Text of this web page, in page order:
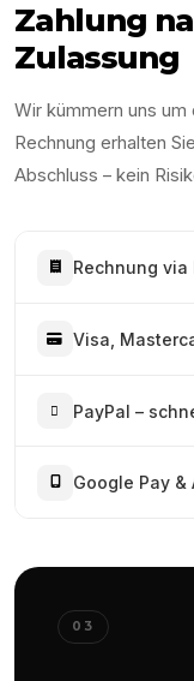
Zahlung
Zulassung
Wir kümmern uns
Rechnung erhalten
Abschluss – kein
Rechnung via
Visa,
PayPal –
Google Pay &
03